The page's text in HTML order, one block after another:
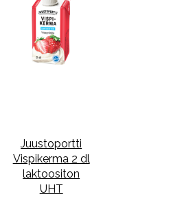
Juustoportti
Vispikerma 2 dl
laktoositon
UHT